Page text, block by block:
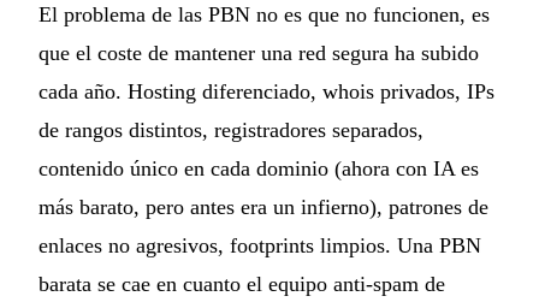
El problema de las PBN no es que no funcionen, es
que el coste de mantener una red segura ha subido
cada año. Hosting diferenciado, whois privados, IPs
de rangos distintos, registradores separados,
contenido único en cada dominio (ahora con IA es
más barato, pero antes era un infierno), patrones de
enlaces no agresivos, footprints limpios. Una PBN
barata se cae en cuanto el equipo anti-spam de